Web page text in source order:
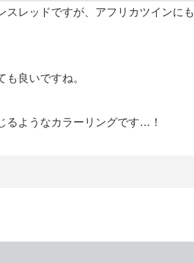
レッドですが、アフリカツインにも
良いですね。
るようなカラーリングです…！